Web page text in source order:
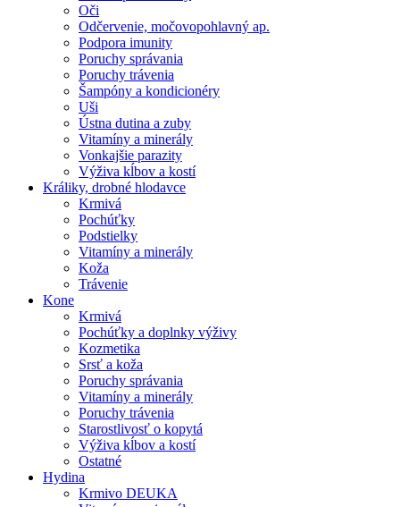
Oči
Odčervenie, močovopohlavný ap.
Podpora imunity
Poruchy správania
Poruchy trávenia
Šampóny a kondicionéry
Uši
Ústna dutina a zuby
Vitamíny a minerály
Vonkajšie parazity
Výživa kĺbov a kostí
Králiky, drobné hlodavce
Krmivá
Pochúťky
Podstielky
Vitamíny a minerály
Koža
Trávenie
Kone
Krmivá
Pochúťky a doplnky výživy
Kozmetika
Srsť a koža
Poruchy správania
Vitamíny a minerály
Poruchy trávenia
Starostlivosť o kopytá
Výživa kĺbov a kostí
Ostatné
Hydina
Krmivo DEUKA